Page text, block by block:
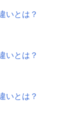
いとは？
いとは？
いとは？